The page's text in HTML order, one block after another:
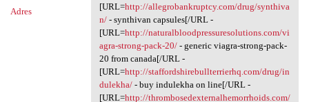
Adres
[URL=http://allegrobankruptcy.com/drug/synthiva
n/- synthivan capsules[/URL -
[URL=http://naturalbloodpressuresolutions.com/vi
agra-strong-pack-20/- generic viagra-strong-pack-
20 from canada[/URL -
[URL=http://staffordshirebullterrierhq.com/drug/in
dulekha/- buy indulekha on line[/URL -
[URL=http://thrombosedexternalhemorrhoids.com/